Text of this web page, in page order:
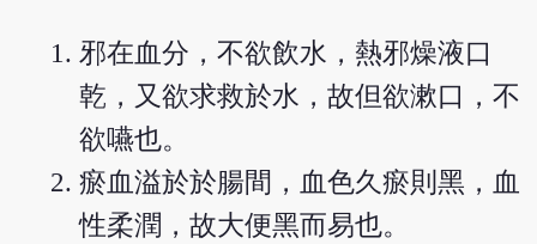
邪在血分，不欲飲水，熱邪燥液口
乾，又欲求救於水，故但欲漱口，不
欲嚥也。
瘀血溢於於腸間，血色久瘀則黑，血
性柔潤，故大便黑而易也。